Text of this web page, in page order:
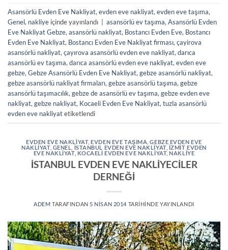
Asansörlü Evden Eve Nakliyat, evden eve nakliyat, evden eve taşıma,
Genel, nakliye içinde yayınlandı asansörlü ev taşıma, Asansörlü Evden
Eve Nakliyat Gebze, asansörlü nakliyat, Bostancı Evden Eve, Bostancı
Evden Eve Nakliyat, Bostancı Evden Eve Nakliyat firması, çayirova
asansörlü nakliyat, çayırova asansörlü evden eve nakliyat, darıca
asansörlü ev taşıma, darıca asansörlü evden eve nakliyat, evden eve
gebze, Gebze Asansörlü Evden Eve Nakliyat, gebze asansörlü nakliyat,
gebze asansörlü nakliyat firmaları, gebze asansörlü taşıma, gebze
asansörlü taşımacılık, gebze de asansörlü ev taşıma, gebze evden eve
nakliyat, gebze nakliyat, Kocaeli Evden Eve Nakliyat, tuzla asansörlü
evden eve nakliyatetiketlendi
EVDEN EVE NAKLIYAT,EVDEN EVE TAŞIMA ,GEBZE EVDEN EVE
NAKLİYAT, GENEL ISTANBUL EVDEN EVE NAKLIYAT, IZMIT EVDEN
EVE NAKLIYAT, KOCAELI EVDEN EVE NAKLIYAT,NAKLIYE
İSTANBUL EVDEN EVE NAKLİYECİLER
DERNEĞİ
ADEM TARAFINDAN 5 NISAN 2014TARIHINDE YAYINLANDI